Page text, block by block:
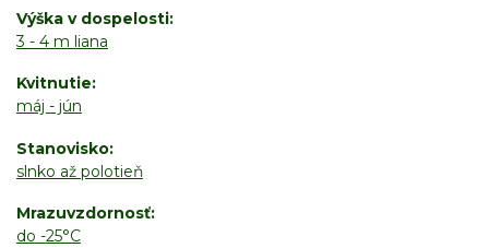
Výška v dospelosti
3 - 4 m liana
Kvitnutie
máj - jún
Stanovisko
slnko až polotieň
Mrazuvzdornosť
do -25°C